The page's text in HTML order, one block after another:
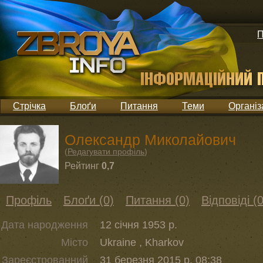
Стрічка Блоґи Питання Теми
Олександр Миколайович
(Редагувати профіль)
Рейтинг 0,7
Профіль Блоґи (0) Питання (0) Відповіді
Дата народження
12 січня 1953 р.
Місто
Ukraine , Kharkov
Зареєстрованний
31 березня 2015 р. 08:38